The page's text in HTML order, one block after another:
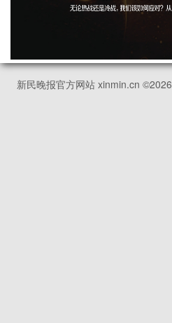
新民晚报官方网站 xinmin.cn ©2026